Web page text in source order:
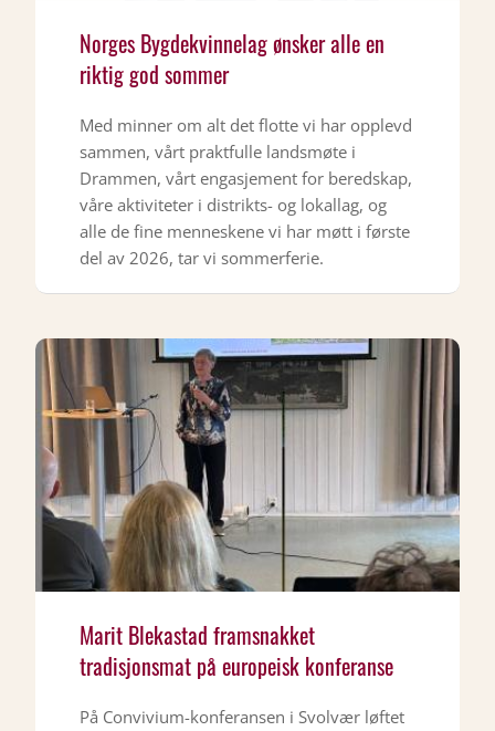
Norges Bygdekvinnelag ønsker alle en
riktig god sommer
Med minner om alt det flotte vi har opplevd
sammen, vårt praktfulle landsmøte i
Drammen, vårt engasjement for beredskap,
våre aktiviteter i distrikts- og lokallag, og
alle de fine menneskene vi har møtt i første
del av 2026, tar vi sommerferie.
Marit Blekastad framsnakket
tradisjonsmat på europeisk konferanse
På Convivium-konferansen i Svolvær løftet